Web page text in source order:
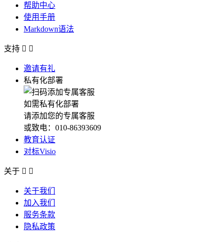
帮助中心
使用手册
Markdown语法
支持  
邀请有礼
私有化部署
如需私有化部署
请添加您的专属客服
或致电：010-86393609
教育认证
对标Visio
关于  
关于我们
加入我们
服务条款
隐私政策